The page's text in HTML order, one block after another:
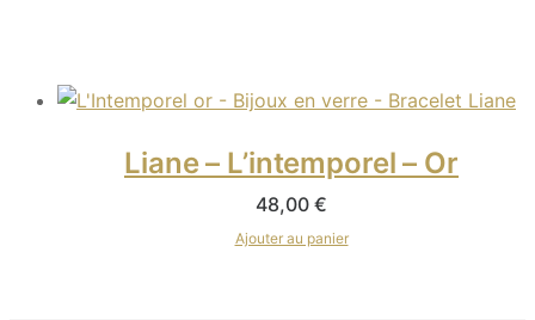
Liane – L’intemporel – Or
48,00 €
Ajouter au panier